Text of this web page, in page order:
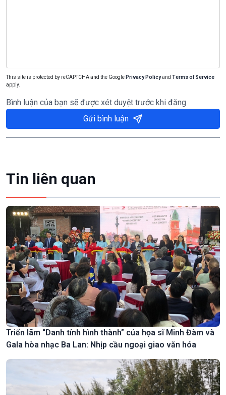
This site is protected by reCAPTCHA and the Google Privacy Policyand Terms of Service
apply.
Bình luận của bạn sẽ được xét duyệt trước khi đăng
Gửi bình luận
Tin liên quan
Triển lãm “Danh tính hình thành” của họa sĩ Minh Đàm và
Gala hòa nhạc Ba Lan: Nhịp cầu ngoại giao văn hóa